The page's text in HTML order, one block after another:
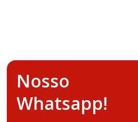
Nosso
Whatsapp!